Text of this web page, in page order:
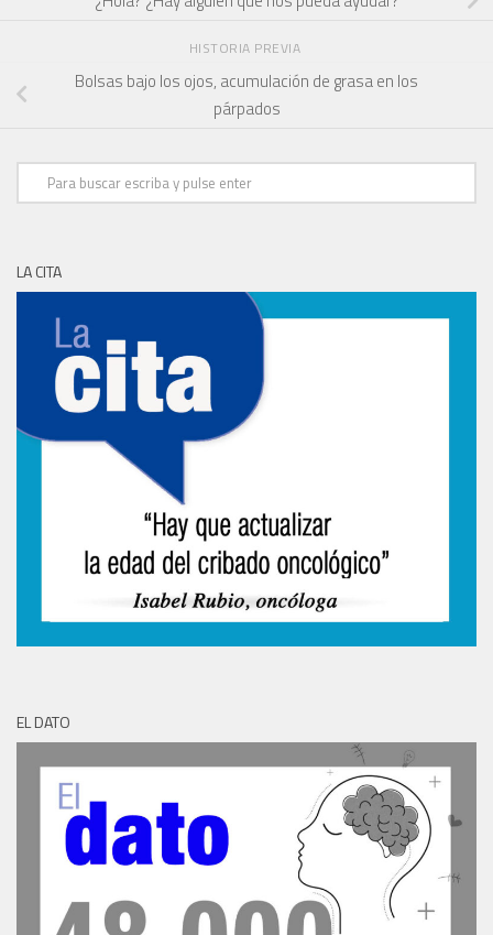
HISTORIA PREVIA
Bolsas bajo los ojos, acumulación de grasa en los
párpados
LA CITA
EL DATO